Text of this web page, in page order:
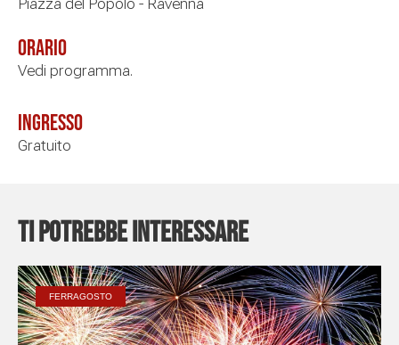
Piazza del Popolo - Ravenna
Orario
Vedi programma.
Ingresso
Gratuito
Ti potrebbe interessare
FERRAGOSTO